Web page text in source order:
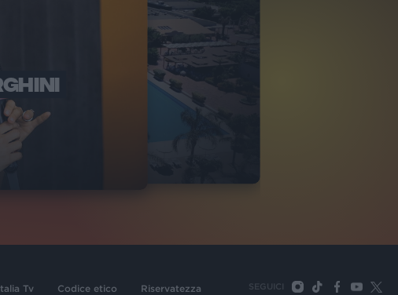
ITALIA
VOI TANKA VILLAGE
Tv Codice etico Riservatezza SEGUICI